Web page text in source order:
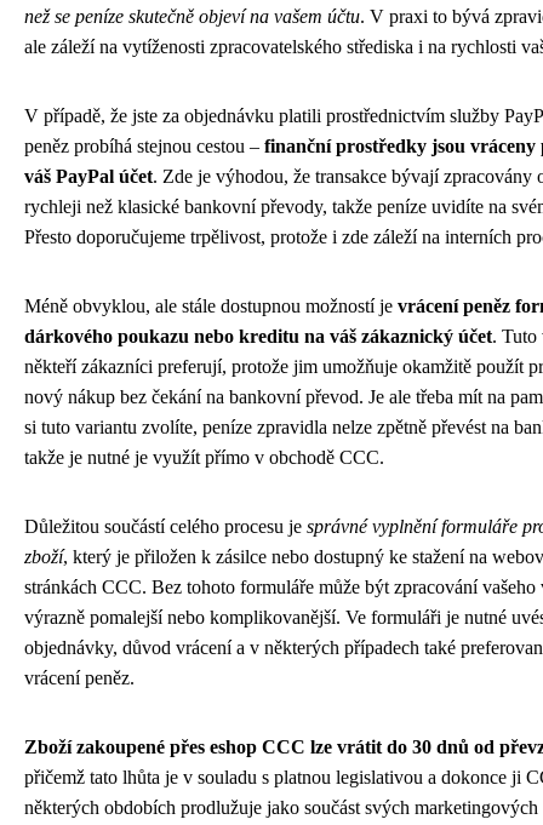
než se peníze skutečně objeví na vašem účtu. V praxi to bývá
ale záleží na vytíženosti zpracovatelského střediska i na rychlosti
V případě, že jste za objednávku platili prostřednictvím služby
peněz probíhá stejnou cestou – finanční prostředky jsou vráceny
váš PayPal účet. Zde je výhodou, že transakce bývají zpracovány
rychleji než klasické bankovní převody, takže peníze uvidíte na
Přesto doporučujeme trpělivost, protože i zde záleží na interních
Méně obvyklou, ale stále dostupnou možností je vrácení peněz
dárkového poukazu nebo kreditu na váš zákaznický účet. Tuto
někteří zákazníci preferují, protože jim umožňuje okamžitě použít
nový nákup bez čekání na bankovní převod. Je ale třeba mít na
si tuto variantu zvolíte, peníze zpravidla nelze zpětně převést na
takže je nutné je využít přímo v obchodě CCC.
Důležitou součástí celého procesu je správné vyplnění formuláře
zboží, který je přiložen k zásilce nebo dostupný ke stažení na
stránkách CCC. Bez tohoto formuláře může být zpracování vašeho
výrazně pomalejší nebo komplikovanější. Ve formuláři je nutné
objednávky, důvod vrácení a v některých případech také
vrácení peněz.
Zboží zakoupené přes eshop CCC lze vrátit do 30 dnů od
přičemž tato lhůta je v souladu s platnou legislativou a dokonce ji
některých obdobích prodlužuje jako součást svých